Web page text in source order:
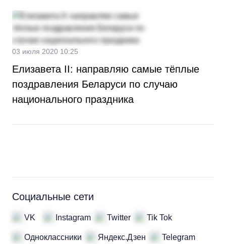
03 июля 2020 10:25
Елизавета II: направляю самые тёплые
поздравления Беларуси по случаю
национального праздника
Социальные сети
VK Instagram Twitter Tik Tok
Одноклассники Яндекс.Дзен Telegram